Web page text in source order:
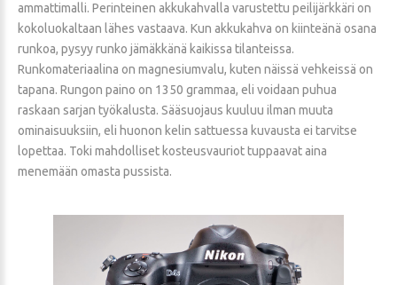
ammattimalli. Perinteinen akkukahvalla varustettu peilijärkkäri on
kokoluokaltaan lähes vastaava. Kun akkukahva on kiinteänä osana
runkoa, pysyy runko jämäkkänä kaikissa tilanteissa.
Runkomateriaalina on magnesiumvalu, kuten näissä vehkeissä on
tapana. Rungon paino on 1350 grammaa, eli voidaan puhua
raskaan sarjan työkalusta. Sääsuojaus kuuluu ilman muuta
ominaisuuksiin, eli huonon kelin sattuessa kuvausta ei tarvitse
lopettaa. Toki mahdolliset kosteusvauriot tuppaavat aina
menemään omasta pussista.